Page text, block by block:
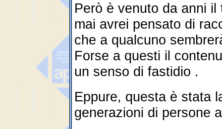
Però è venuto da anni
mai avrei pensato di
che a qualcuno
Forse a questi il
un senso di fastidio .
Eppure, questa è stata
generazioni di persone